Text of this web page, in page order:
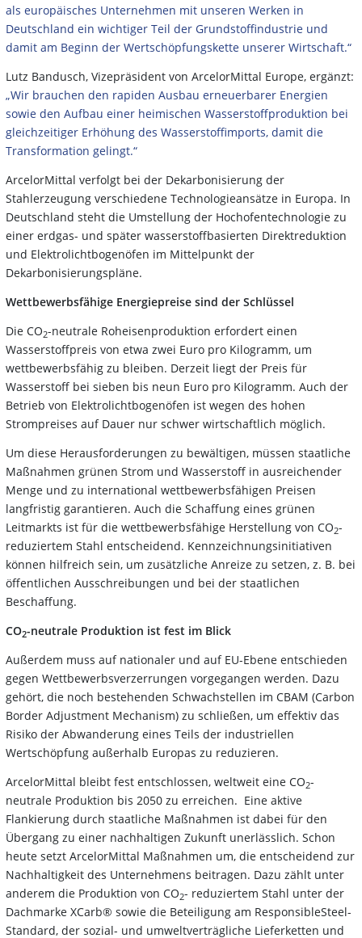
als europäisches Unternehmen mit unseren Werken in
Deutschland ein wichtiger Teil der Grundstoffindustrie und
damit am Beginn der Wertschöpfungskette unserer Wirtschaft.“
Lutz Bandusch, Vizepräsident von ArcelorMittal Europe, ergänzt:
„Wir brauchen den rapiden Ausbau erneuerbarer Energien
sowie den Aufbau einer heimischen Wasserstoffproduktion bei
gleichzeitiger Erhöhung des Wasserstoffimports, damit die
Transformation gelingt.“
ArcelorMittal verfolgt bei der Dekarbonisierung der
Stahlerzeugung verschiedene Technologieansätze in Europa. In
Deutschland steht die Umstellung der Hochofentechnologie zu
einer erdgas- und später wasserstoffbasierten Direktreduktion
und Elektrolichtbogenöfen im Mittelpunkt der
Dekarbonisierungspläne.
Wettbewerbsfähige Energiepreise sind der Schlüssel
Die CO2-neutrale Roheisenproduktion erfordert einen
Wasserstoffpreis von etwa zwei Euro pro Kilogramm, um
wettbewerbsfähig zu bleiben. Derzeit liegt der Preis für
Wasserstoff bei sieben bis neun Euro pro Kilogramm. Auch der
Betrieb von Elektrolichtbogenöfen ist wegen des hohen
Strompreises auf Dauer nur schwer wirtschaftlich möglich.
Um diese Herausforderungen zu bewältigen, müssen staatliche
Maßnahmen grünen Strom und Wasserstoff in ausreichender
Menge und zu international wettbewerbsfähigen Preisen
langfristig garantieren. Auch die Schaffung eines grünen
Leitmarkts ist für die wettbewerbsfähige Herstellung von CO2-
reduziertem Stahl entscheidend. Kennzeichnungsinitiativen
können hilfreich sein, um zusätzliche Anreize zu setzen, z. B. bei
öffentlichen Ausschreibungen und bei der staatlichen
Beschaffung.
CO2-neutrale Produktion ist fest im Blick
Außerdem muss auf nationaler und auf EU-Ebene entschieden
gegen Wettbewerbsverzerrungen vorgegangen werden. Dazu
gehört, die noch bestehenden Schwachstellen im CBAM (Carbon
Border Adjustment Mechanism) zu schließen, um effektiv das
Risiko der Abwanderung eines Teils der industriellen
Wertschöpfung außerhalb Europas zu reduzieren.
ArcelorMittal bleibt fest entschlossen, weltweit eine CO2-
neutrale Produktion bis 2050 zu erreichen. Eine aktive
Flankierung durch staatliche Maßnahmen ist dabei für den
Übergang zu einer nachhaltigen Zukunft unerlässlich. Schon
heute setzt ArcelorMittal Maßnahmen um, die entscheidend zur
Nachhaltigkeit des Unternehmens beitragen. Dazu zählt unter
anderem die Produktion von CO2- reduziertem Stahl unter der
Dachmarke XCarb® sowie die Beteiligung am ResponsibleSteel-
Standard, der sozial- und umweltverträgliche Lieferketten und